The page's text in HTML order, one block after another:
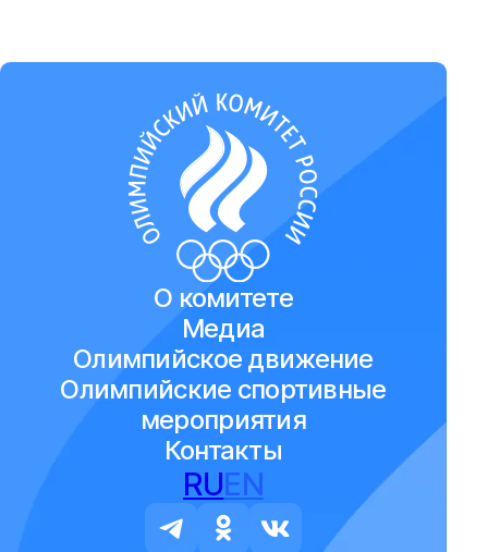
О комитете
Медиа
Олимпийское движение
Олимпийские спортивные
мероприятия
Контакты
RUEN